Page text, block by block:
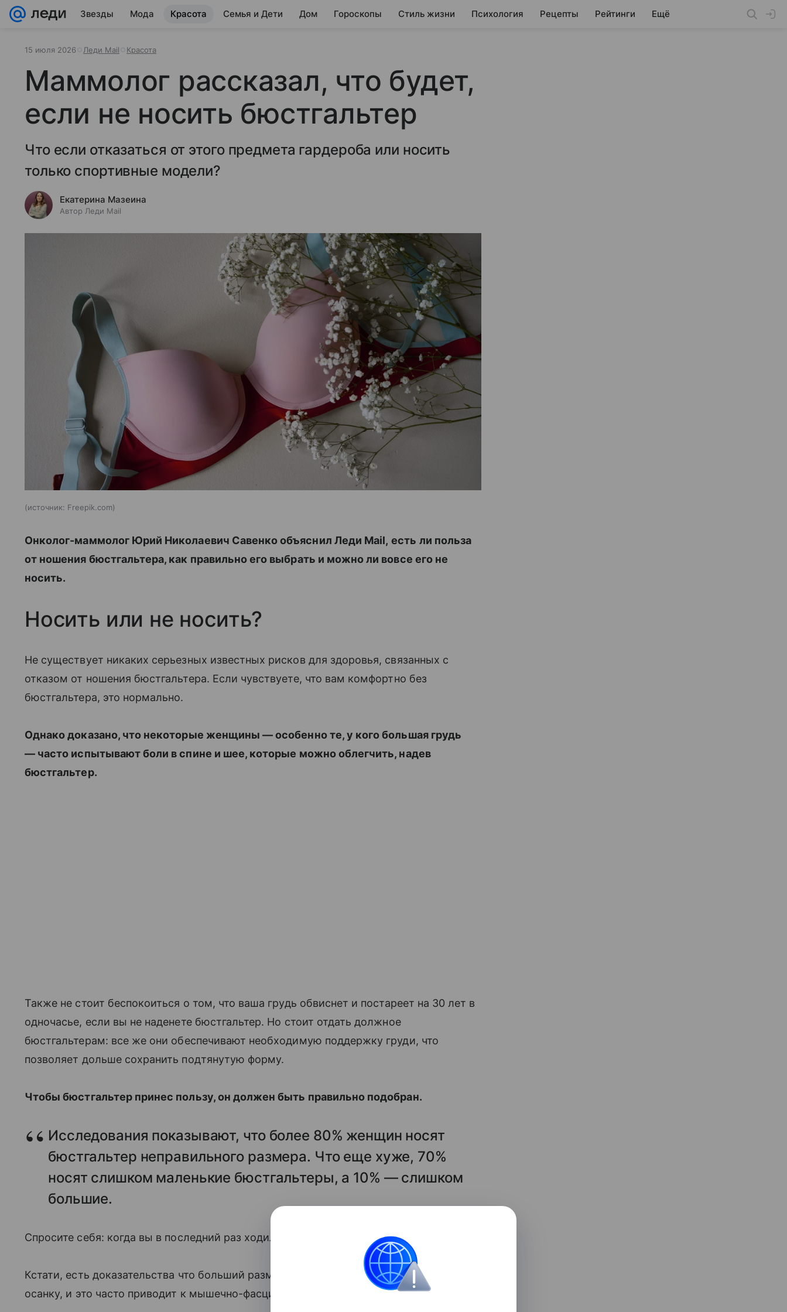
Звезды Мода Красота Семья и Дети Дом Гороскопы Стиль жизни Психология Рецепты Рейтинги Ещё
15 июля 2026 Леди Mail Красота
Маммолог рассказал, что будет,
если не носить бюстгальтер
Что если отказаться от этого предмета гардероба или носить
только спортивные модели?
Екатерина Мазеина
Автор Леди Mail
источник: Freepik.com
Онколог-маммолог Юрий Николаевич Савенко объяснил Леди Mail, есть ли польза
от ношения бюстгальтера, как правильно его выбрать и можно ли вовсе его не
носить.
Носить или не носить?
Не существует никаких серьезных известных рисков для здоровья, связанных с
отказом от ношения бюстгальтера. Если чувствуете, что вам комфортно без
бюстгальтера, это нормально.
Однако доказано, что некоторые женщины — особенно те, у кого большая грудь
— часто испытывают боли в спине и шее, которые можно облегчить, надев
бюстгальтер.
Также не стоит беспокоиться о том, что ваша грудь обвиснет и постареет на 30 лет в
одночасье, если вы не наденете бюстгальтер. Но стоит отдать должное
бюстгальтерам: все же они обеспечивают необходимую поддержку груди, что
позволяет дольше сохранить подтянутую форму.
Чтобы бюстгальтер принес пользу, он должен быть правильно подобран.
Исследования показывают, что более 80% женщин носят
бюстгальтер неправильного размера. Что еще хуже, 70%
носят слишком маленькие бюстгальтеры, а 10% — слишком
большие.
Спросите себя: когда вы в последний раз ходили на примерку бюстгальтера?
Кстати, есть доказательства что больший размер чашечки может негативно влиять на
осанку, и это часто приводит к мышечно-фасциальным болям.